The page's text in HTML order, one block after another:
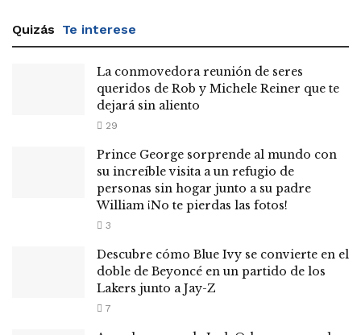
Quizás Te interese
La conmovedora reunión de seres
queridos de Rob y Michele Reiner que te
dejará sin aliento
29
Prince George sorprende al mundo con
su increíble visita a un refugio de
personas sin hogar junto a su padre
William ¡No te pierdas las fotos!
3
Descubre cómo Blue Ivy se convierte en el
doble de Beyoncé en un partido de los
Lakers junto a Jay-Z
7